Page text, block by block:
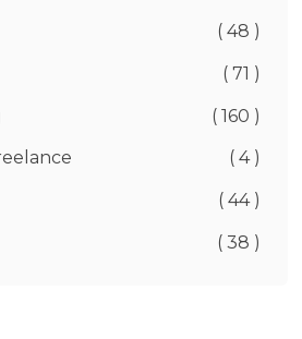
( 48 )
( 71 )
( 160 )
( 4 )
( 44 )
( 38 )